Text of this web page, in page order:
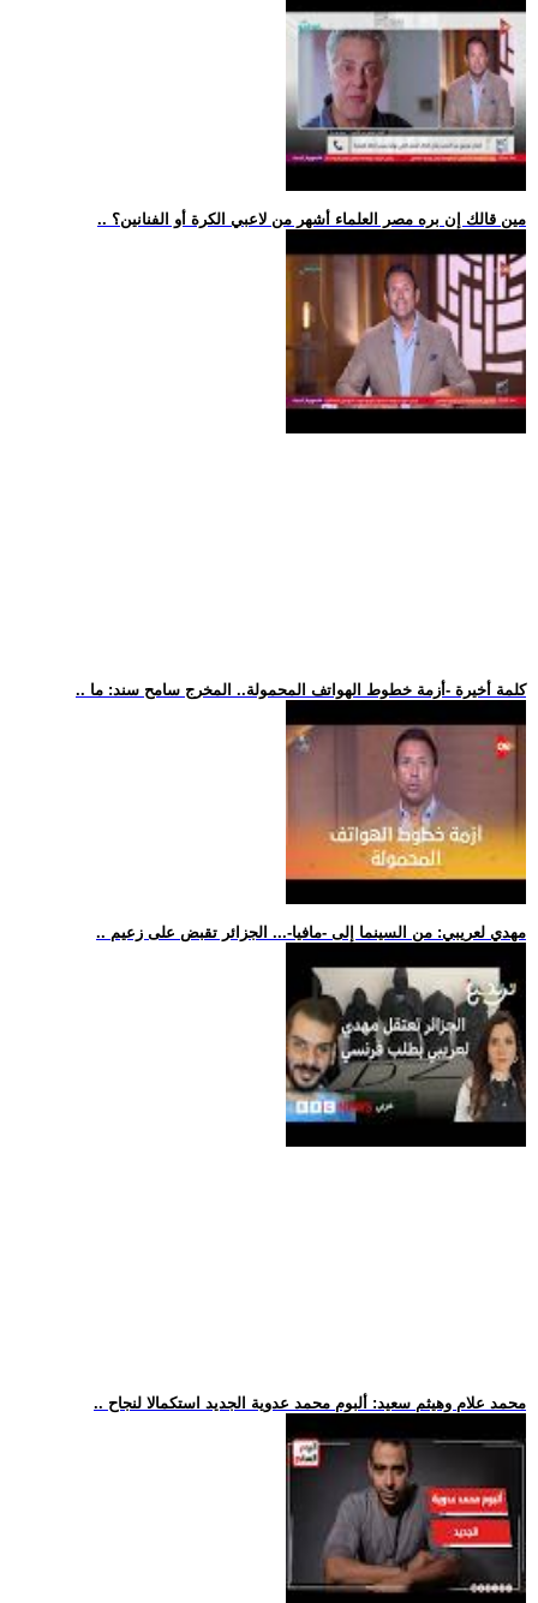
.. مين قالك إن بره مصر العلماء أشهر من لاعبي الكرة أو الفنانين؟
.. كلمة أخيرة -أزمة خطوط الهواتف المحمولة.. المخرج سامح سند: ما
.. مهدي لعريبي: من السينما إلى -مافيا-... الجزائر تقبض على زعيم
.. محمد علام وهيثم سعيد: ألبوم محمد عدوية الجديد استكمالا لنجاح